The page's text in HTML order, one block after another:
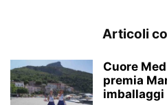
Articoli
Cuore
premia
imballaggi